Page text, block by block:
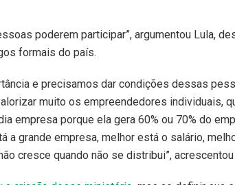
poderem participar”, argumentou Lula,
formais do país.
e precisamos dar condições dessas
muito os empreendedores individuais,
empresa porque ela gera 60% ou 70% do
grande empresa, melhor está o salário,
cresce quando não se distribui”,